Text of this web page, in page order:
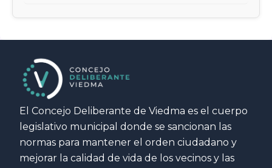
El Concejo Deliberante de Viedma es el cuerpo
legislativo municipal donde se sancionan las
normas para mantener el orden ciudadano y
mejorar la calidad de vida de los vecinos y las